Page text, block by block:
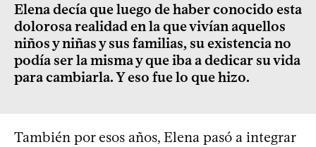
Elena decía que luego de haber conocido esta
dolorosa realidad en la que vivían aquellos
niños y niñas y sus familias, su existencia no
podía ser la misma y que iba a dedicar su vida
para cambiarla. Y eso fue lo que hizo.
También por esos años, Elena pasó a integrar